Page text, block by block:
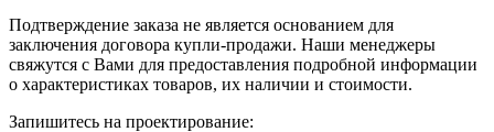
Подтверждение заказа не является основанием для
заключения договора купли-продажи. Наши менеджеры
свяжутся с Вами для предоставления подробной информации
о характеристиках товаров, их наличии и стоимости.
Запишитесь на проектирование: